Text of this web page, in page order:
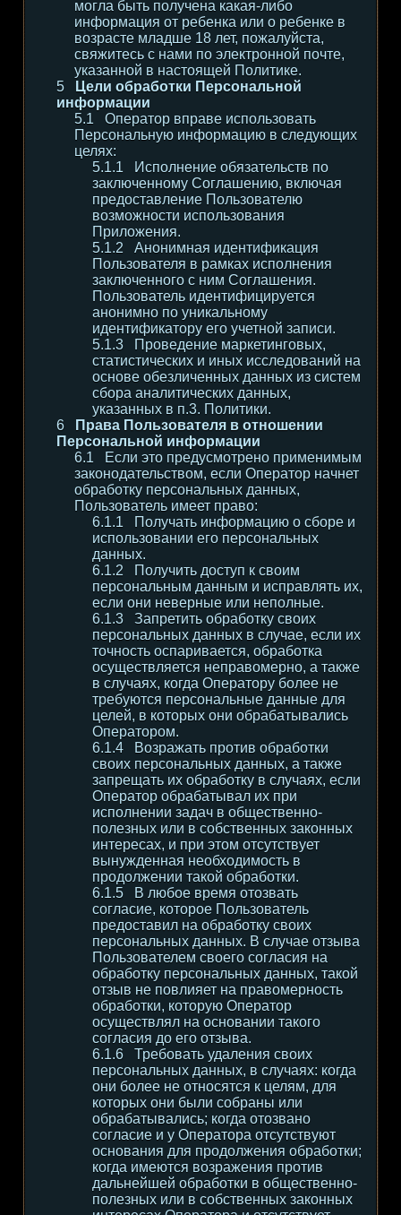
могла быть получена какая-либо
информация от ребенка или о ребенке в
возрасте младше 18 лет, пожалуйста,
свяжитесь с нами по электронной почте,
указанной в настоящей Политике.
Цели обработки Персональной
информации
Оператор вправе использовать
Персональную информацию в следующих
целях:
Исполнение обязательств по
заключенному Соглашению, включая
предоставление Пользователю
возможности использования
Приложения.
Анонимная идентификация
Пользователя в рамках исполнения
заключенного с ним Соглашения.
Пользователь идентифицируется
анонимно по уникальному
идентификатору его учетной записи.
Проведение маркетинговых,
статистических и иных исследований на
основе обезличенных данных из систем
сбора аналитических данных,
указанных в п.3. Политики.
Права Пользователя в отношении
Персональной информации
Если это предусмотрено применимым
законодательством, если Оператор начнет
обработку персональных данных,
Пользователь имеет право:
Получать информацию о сборе и
использовании его персональных
данных.
Получить доступ к своим
персональным данным и исправлять их,
если они неверные или неполные.
Запретить обработку своих
персональных данных в случае, если их
точность оспаривается, обработка
осуществляется неправомерно, а также
в случаях, когда Оператору более не
требуются персональные данные для
целей, в которых они обрабатывались
Оператором.
Возражать против обработки
своих персональных данных, а также
запрещать их обработку в случаях, если
Оператор обрабатывал их при
исполнении задач в общественно-
полезных или в собственных законных
интересах, и при этом отсутствует
вынужденная необходимость в
продолжении такой обработки.
В любое время отозвать
согласие, которое Пользователь
предоставил на обработку своих
персональных данных. В случае отзыва
Пользователем своего согласия на
обработку персональных данных, такой
отзыв не повлияет на правомерность
обработки, которую Оператор
осуществлял на основании такого
согласия до его отзыва.
Требовать удаления своих
персональных данных, в случаях: когда
они более не относятся к целям, для
которых они были собраны или
обрабатывались; когда отозвано
согласие и у Оператора отсутствуют
основания для продолжения обработки;
когда имеются возражения против
дальнейшей обработки в общественно-
полезных или в собственных законных